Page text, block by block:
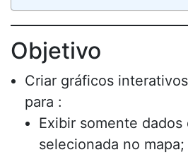
Objetivo
Criar gráficos
para :
Exibir somente dados
selecionada no mapa;